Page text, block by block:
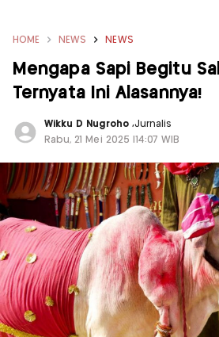
HOME NEWS NEWS
Mengapa Sapi Begitu
Ternyata Ini Alasannya!
Wikku D Nugroho ,Jurnalis
Rabu, 21 Mei 2025 |14:07 WIB